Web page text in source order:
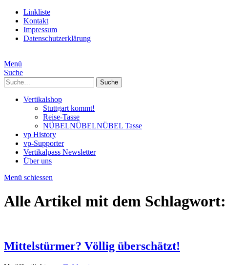
Linkliste
Kontakt
Impressum
Datenschutzerklärung
Menü
Suche
Suche
Vertikalshop
Stuttgart kommt!
Reise-Tasse
NÜBELNÜBELNÜBEL Tasse
vp History
vp-Supporter
Vertikalpass Newsletter
Über uns
Menü schiessen
Alle Artikel mit dem Schlagwort:
Mittelstürmer? Völlig überschätzt!